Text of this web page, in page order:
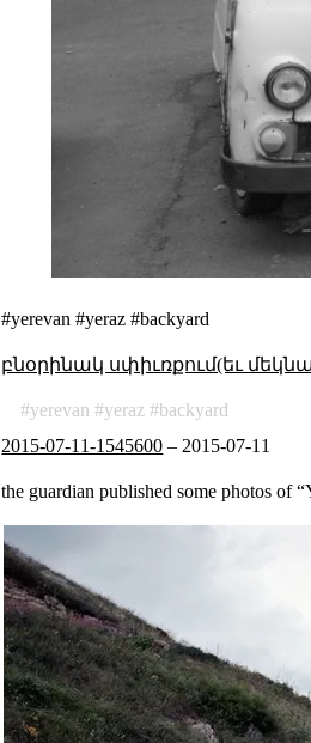
#yerevan #yeraz #backyard
բնօրինակ սփիւռքում(եւ
yerevan yeraz
backyard
2015-07-11-1545600 – 2015-07-11
the guardian published some photos of